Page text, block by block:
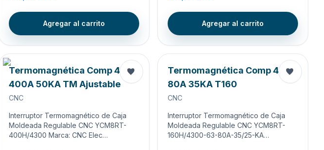
Agregar al carrito Agregar al carrito
Termomagnética Comp 4X
400A 50KA TM Ajustable
CNC
Interruptor Termomagnético de Caja
Moldeada Regulable CNC YCM8RT-
400H/4300 Marca: CNC Elec…
Termomagnética Comp 4X
80A 35KA T160
CNC
Interruptor Termomagnético de Caja
Moldeada Regulable CNC YCM8RT-
160H/4300-63-80A-35/25-KA…